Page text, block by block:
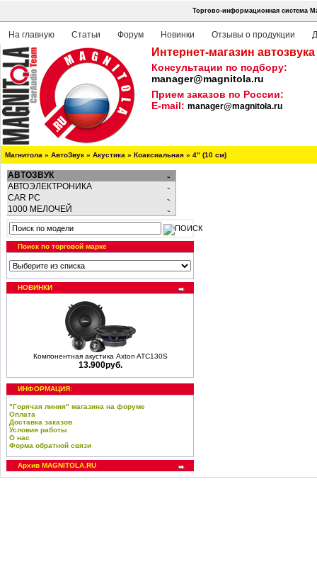
Торгово-информационная система
На главную Статьи Форум Новинки Отзывы о продукции
Интернет-магазин
Консультации по подбору:
manager@magnitola.ru
Прием заказов по России:
E-mail: manager@magnitola.ru
Магнитола » АвтоЗвук » Акустика » Коаксиальная » 4" (10 см)
АВТОЗВУК
АВТОЭЛЕКТРОНИКА
CAR PC
1000 МЕЛОЧЕЙ
Поиск по торговой марке
НОВИНКИ
Компонентная акустика Axton ATC130S
13.900руб.
ИНФОРМАЦИЯ:
"Горячая линия" магазина на форуме
Оплата
Доставка заказов
Условия работы
О нас
Форма обратной связи
Архив MAGNITOLA.RU